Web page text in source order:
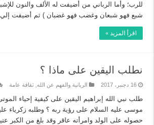
للرب؛ وأما الرباني من أضيفت له الألف والنون
شبع فهو شبعان وغضب فهو غضبان ) ثم أضيفت إلي
اقرأ المزيد »
نطلب اليقين على ماذا ؟
16 دجنبر، 2017 الربانية والفهم عن الله ,ثقافة عامة
طلب نبي الله إبراهيم اليقين على كيفية إحياء
موسى عليه السلام على رؤية ربه ؟ وطلبه زكرياء
حصوله على الولد وامرأته عاقر وقد بلغ من الكبر